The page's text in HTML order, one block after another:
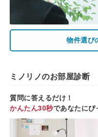
物件選び
ミノリノのお部屋診断
質問に答えるだけ！
かんたん30秒であなたにぴ